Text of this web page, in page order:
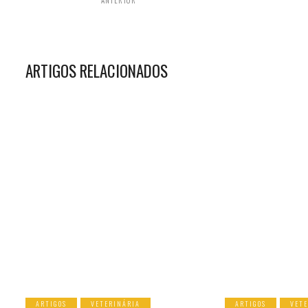
ARTIGOS RELACIONADOS
ARTIGOS VETERINÁRIA ARTIGOS